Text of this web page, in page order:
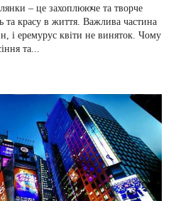
– це захоплююче та творче
та красу в життя. Важлива частина
і еремурус квіти не виняток. Чому
та...